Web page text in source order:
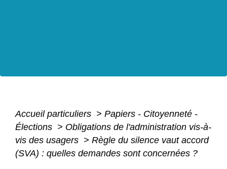
Accueil particuliers > Papiers - Citoyenneté -
Élections > Obligations de l'administration vis-à-
vis des usagers > Règle du silence vaut accord
(SVA) : quelles demandes sont concernées ?